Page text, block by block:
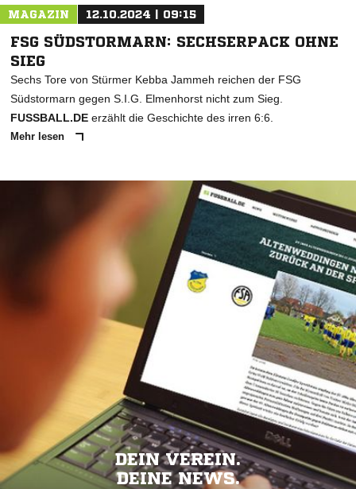
MAGAZIN 12.10.2024 | 09:15
FSG SÜDSTORMARN: SECHSERPACK OHNE
SIEG
Sechs Tore von Stürmer Kebba Jammeh reichen der FSG
Südstormarn gegen S.I.G. Elmenhorst nicht zum Sieg.
FUSSBALL.DE erzählt die Geschichte des irren 6:6.
Mehr lesen
DEIN VEREIN.
DEINE NEWS.